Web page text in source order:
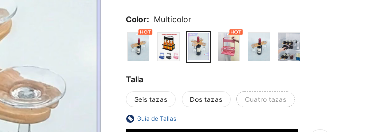
Color: Multicolor
Talla
Seis tazas Dos tazas Cuatro tazas
Guía de Tallas